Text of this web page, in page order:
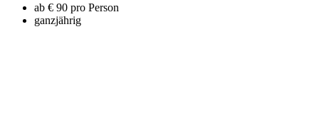
ab € 90 pro Person
ganzjährig